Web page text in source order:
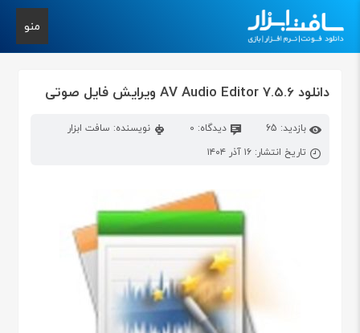
منو
دانلود AV Audio Editor 7.5.6 ویرایش فایل صوتی
بازدید: 65 دیدگاه: 0
نویسنده: سافت ابزار
تاریخ انتشار: ۱۶ آذر ۱۴۰۴